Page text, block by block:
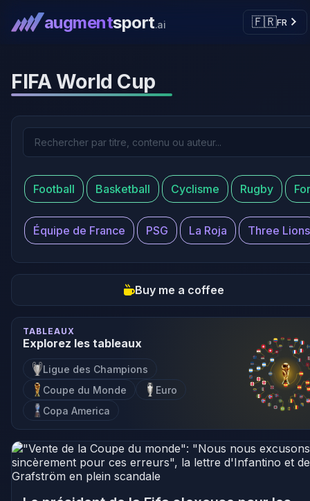
augmentsport.ai 🇫🇷FR
FIFA World Cup
Football Basketball Cyclisme Rugby
Équipe de France PSG La Roja Three Lions
Buy me a coffee
TABLEAUX
Explorez les tableaux
Ligue des Champions
Coupe du Monde
Euro
Copa America